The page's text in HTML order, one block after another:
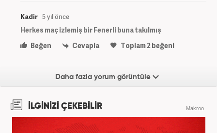
Kadir 5 yıl önce
Herkes maç izlemiş bir Fenerli buna takılmış
Beğen
Cevapla Toplam2 beğeni
Daha fazla yorum görüntüle
İLGİNİZİ ÇEKEBİLİR Makroo